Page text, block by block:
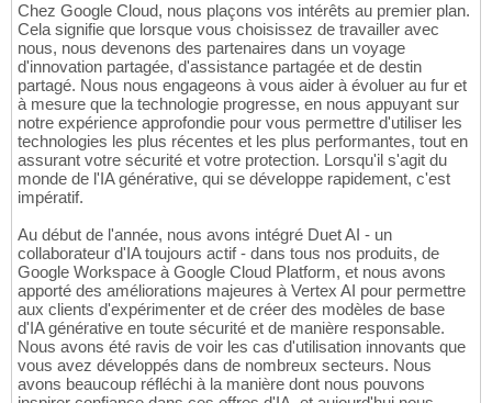
Chez Google Cloud, nous plaçons vos intérêts au premier plan.
Cela signifie que lorsque vous choisissez de travailler avec
nous, nous devenons des partenaires dans un voyage
d'innovation partagée, d'assistance partagée et de destin
partagé. Nous nous engageons à vous aider à évoluer au fur et
à mesure que la technologie progresse, en nous appuyant sur
notre expérience approfondie pour vous permettre d'utiliser les
technologies les plus récentes et les plus performantes, tout en
assurant votre sécurité et votre protection. Lorsqu'il s'agit du
monde de l'IA générative, qui se développe rapidement, c'est
impératif.
Au début de l'année, nous avons intégré Duet AI - un
collaborateur d'IA toujours actif - dans tous nos produits, de
Google Workspace à Google Cloud Platform, et nous avons
apporté des améliorations majeures à Vertex AI pour permettre
aux clients d'expérimenter et de créer des modèles de base
d'IA générative en toute sécurité et de manière responsable.
Nous avons été ravis de voir les cas d'utilisation innovants que
vous avez développés dans de nombreux secteurs. Nous
avons beaucoup réfléchi à la manière dont nous pouvons